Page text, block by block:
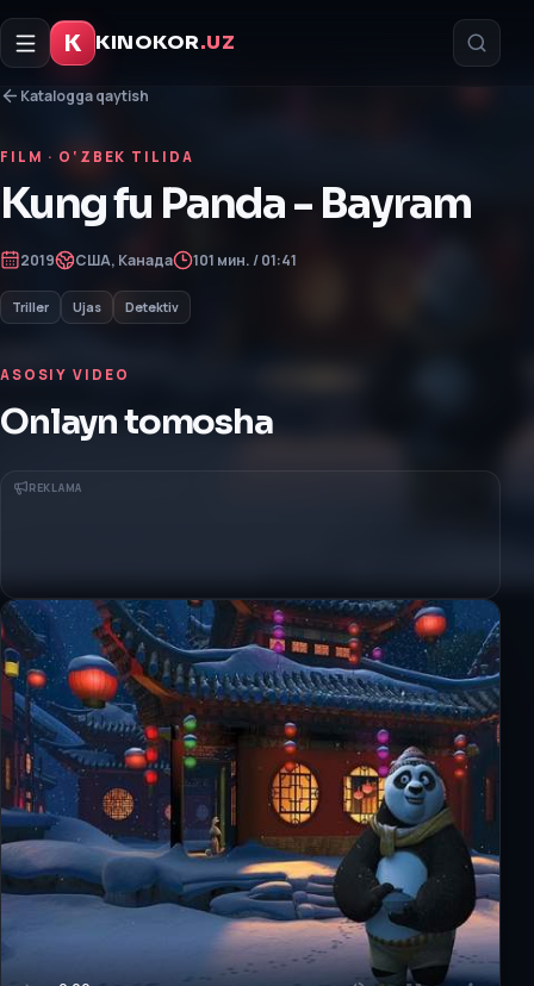
K KINOKOR.UZ
Katalogga qaytish
FILM · O‘ZBEK TILIDA
Kung fu Panda - Bayram
2019 США, Канада 101 мин. / 01:41
Triller Ujas Detektiv
ASOSIY VIDEO
Onlayn tomosha
REKLAMA